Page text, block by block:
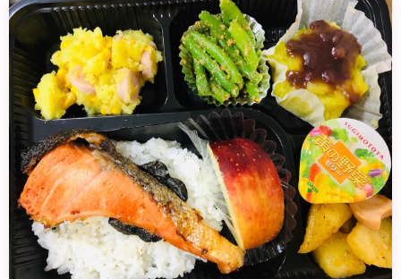
ありがとうのほうこく。
制服がなかった、今年3月。探した…